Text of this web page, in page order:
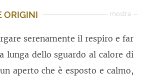
ORIGINI mostra
serenamente il respiro e far
lunga dello sguardo al calore di
aperto che è esposto e calmo,